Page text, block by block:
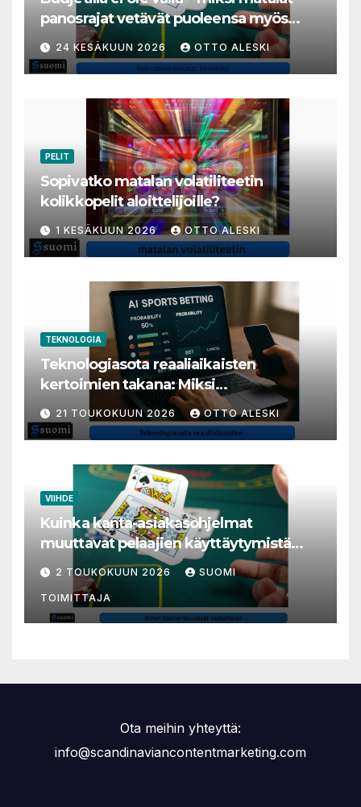
panosrajat vetävät puoleensa myös
varakkaita harrastajia
24 KESÄKUUN 2026 OTTO ALESKI
PELIT
Sopivatko matalan volatiliteetin
kolikkopelit aloittelijoille?
1 KESÄKUUN 2026 OTTO ALESKI
TEKNOLOGIA
Teknologiasota reaaliaikaisten
kertoimien takana: Miksi
millisekunneista tuli livenäpyttelyn
tärkein valuutta
21 TOUKOKUUN 2026 OTTO ALESKI
VIIHDE
Kuinka kanta-asiakasohjelmat
muuttavat pelaajien käyttäytymistä
nettikasinoilla
2 TOUKOKUUN 2026 SUOMI
TOIMITTAJA
Ota meihin yhteyttä:
info@scandinaviancontentmarketing.com